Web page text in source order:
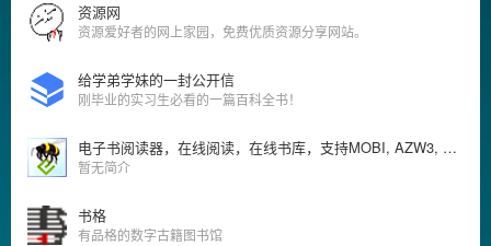
资源网
资源爱好者的网上家园，免费优质资源分享网站。
给学弟学妹的一封公开信
刚毕业的实习生必看的一篇百科全书！
电子书阅读器，在线阅读，在线书库，支持MOBI, AZW3, EPUB, TXT, PRC等
暂无简介
书格
有品格的数字古籍图书馆